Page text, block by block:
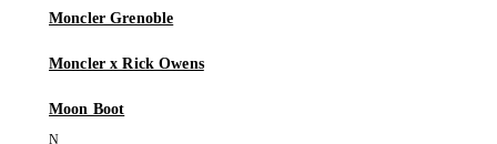
Moncler Grenoble
Moncler x Rick Owens
Moon Boot